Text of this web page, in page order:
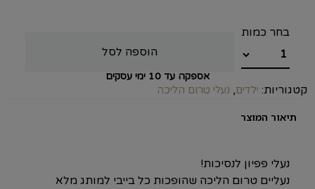
הוספה לסל
אספקה עד 10 ימי עסקים
קטגוריות: ילדים, נעלי טרום הליכה
תיאור המוצר
נעליים טרום הליכה שהופכות כל בייבי למותג מלא